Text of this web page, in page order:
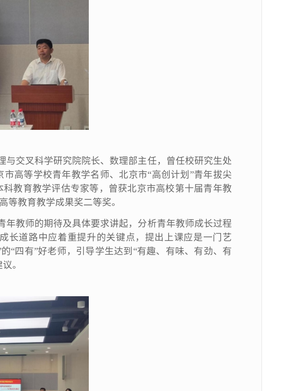
交叉科学研究院院长、数理部主任，曾任校研究生处
高等学校青年教学名师、北京市“高创计划”青年拔尖
教育教学评估专家等，曾获北京市高校第十届青年教
等教育教学成果奖二等奖。
教师的期待及具体要求讲起，分析青年教师成长过程
长道路中应着重提升的关键点，提出上课应是一门艺
“四有”好老师，引导学生达到“有趣、有味、有劲、有
。